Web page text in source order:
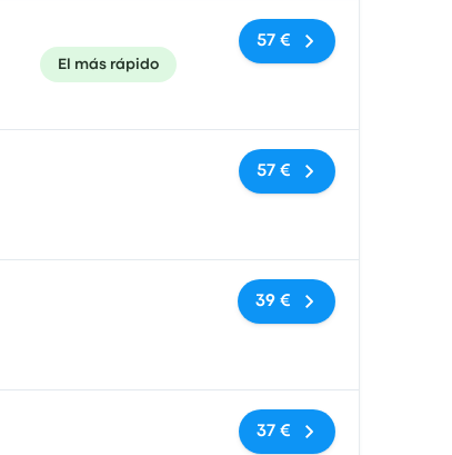
El más rápido
57 €
Sin etiquetas
57 €
Sin etiquetas
39 €
Sin etiquetas
37 €